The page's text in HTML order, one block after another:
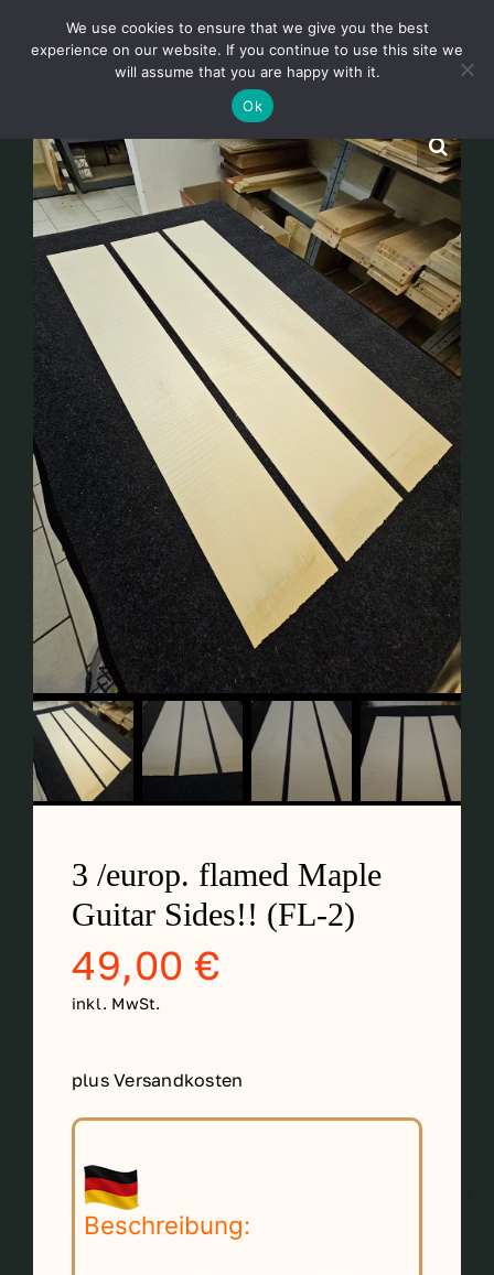
Startseite
Über
Shop
Aktuelles
Unsere Kunden
Kontakt
Mein Konto
Anmeldung
Einkaufswagen
3 /europ. flamed Maple
Guitar Sides!! (FL-2)
49,00 €
inkl. MwSt.
plus Versandkosten
Beschreibung:
We use cookies to ensure that we give you the best
experience on our website. If you continue to use this site we
will assume that you are happy with it.
Ok